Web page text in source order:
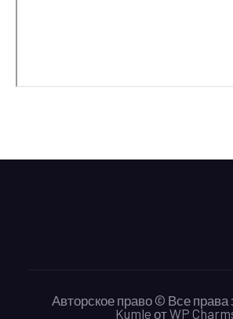
Авторское право © Все
Kumle отWP